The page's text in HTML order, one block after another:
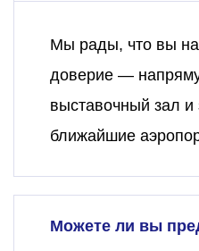
Мы рады, что вы
доверие —
выставочный зал
ближайшие
Можете ли вы